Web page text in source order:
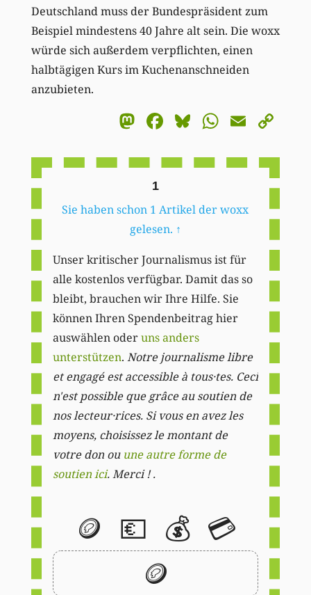
Deutschland muss der Bundespräsident zum
Beispiel mindestens 40 Jahre alt sein. Die woxx
würde sich außerdem verpflichten, einen
halbtägigen Kurs im Kuchenanschneiden
anzubieten.
Mastodon
Facebook
BlueskyEmail
1
Sie haben schon 1 Artikel der woxx
gelesen. ↑
Unser kritischer Journalismus ist für
alle kostenlos verfügbar. Damit das so
bleibt, brauchen wir Ihre Hilfe. Sie
können Ihren Spendenbeitrag hier
auswählen oderuns anders
unterstützen. Notre journalisme libre
et engagé est accessible à tous·tes. Ceci
n'est possible que grâce au soutien de
nos lecteur·rices. Si vous en avez les
moyens, choisissez le montant de
votre don ou une autre forme de
soutien ici. Merci ! .
🪙 💶 💰 💳
🪙